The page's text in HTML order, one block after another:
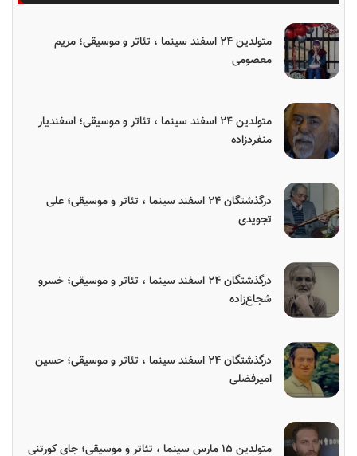
متولدین ۲۴ اسفند سینما ، تئاتر و موسیقی؛ مریم
معصومی
متولدین ۲۴ اسفند سینما ، تئاتر و موسیقی؛ اسفندیار
منفردزاده
درگذشتگان ۲۴ اسفند سینما ، تئاتر و موسیقی؛ علی
تجویدی
درگذشتگان ۲۴ اسفند سینما ، تئاتر و موسیقی؛ خسرو
شجاع‌زاده
درگذشتگان ۲۴ اسفند سینما ، تئاتر و موسیقی؛ حسین
امیرفضلی
متولدین ۱۵ مارس سینما ، تئاتر و موسیقی؛ جای کورتنی